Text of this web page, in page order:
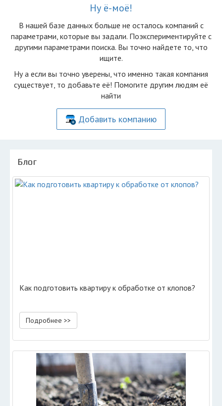
Ну ё-моё!
В нашей базе данных больше не осталоcь компаний с
параметрами, которые вы задали. Поэкспериментируйте с
другими параметрами поиска. Вы точно найдете то, что
ищите.
Ну а если вы точно уверены, что именно такая компания
существует, то добавьте её! Помогите другим людям её
найти
Добавить компанию
Блог
Как подготовить квартиру к обработке от клопов?
Подробнее >>